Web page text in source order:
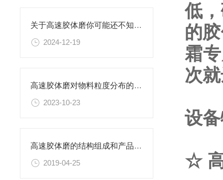
关于高速胶体磨你可能还不知道！
2024-12-19
高速胶体磨对物料粒度分布的影响研究
2023-10-23
高速胶体磨的结构组成和产品优势
2019-04-25
低
的
霜
次
设
☆